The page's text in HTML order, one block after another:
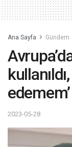
Ana Sayfa Gündem
2023-05-28